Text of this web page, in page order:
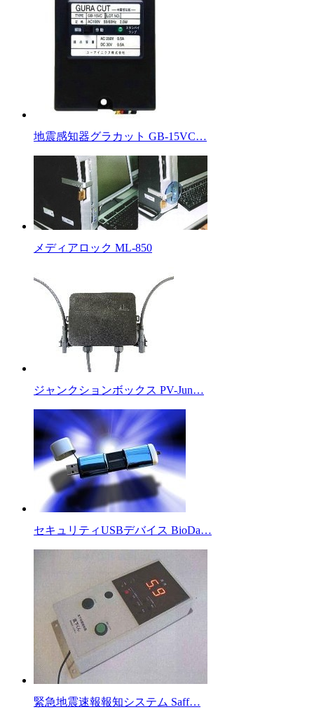
地震感知器グラカット GB-15VC…
メディアロック ML-850
ジャンクションボックス PV-Jun…
セキュリティUSBデバイス BioDa…
緊急地震速報報知システム Saff…